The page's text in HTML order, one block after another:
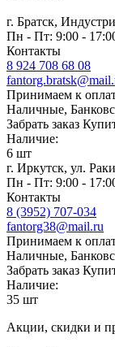
г. Братск,
Пн - Пт: 9:00 -
Контакты
8 924 708 68 08
Принимаем к
Наличные,
Забрать заказ
Наличие:
6 шт
г. Иркутск, ул.
Пн - Пт: 9:00 -
Контакты
8 (3952) 707-034
fantorg38@mail.ru
Принимаем к
Наличные,
Забрать заказ
Наличие:
35 шт
Акции, скидки и